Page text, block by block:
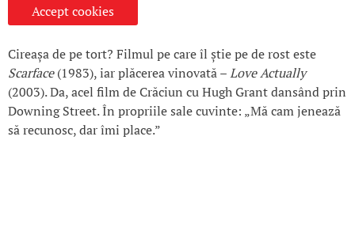
Accept cookies
Cireașa de pe tort? Filmul pe care îl știe pe de rost este
Scarface(1983), iar plăcerea vinovată –Love Actually
(2003). Da, acel film de Crăciun cu Hugh Grant dansând prin
Downing Street. În propriile sale cuvinte: „Mă cam jenează
să recunosc, dar îmi place.”